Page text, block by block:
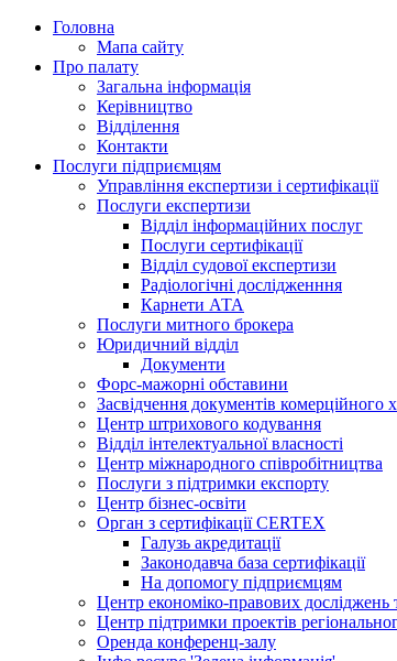
Головна
Мапа сайту
Про палату
Загальна інформація
Керівництво
Відділення
Контакти
Послуги підприємцям
Управління експертизи і сертифікації
Послуги експертизи
Відділ інформаційних послуг
Послуги сертифікації
Відділ судової експертизи
Радіологічні дослідженння
Карнети АТА
Послуги митного брокера
Юридичний відділ
Документи
Форс-мажорні обставини
Засвідчення документів комерційного
Центр штрихового кодування
Відділ інтелектуальної власності
Центр міжнародного співробітництва
Послуги з підтримки експорту
Центр бізнес-освіти
Орган з сертифікації CERTEX
Галузь акредитації
Законодавча база сертифікації
На допомогу підприємцям
Центр економіко-правових досліджень
Центр підтримки проектів
Оренда конференц-залу